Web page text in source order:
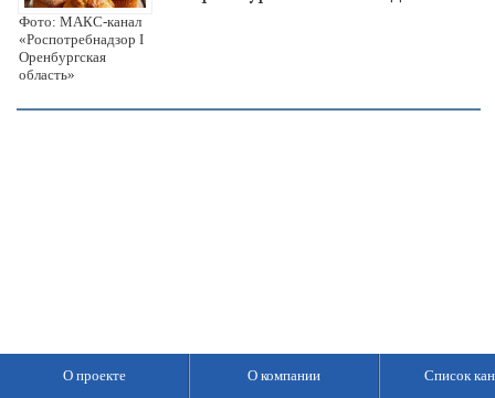
Фото: МАКС-канал
«Роспотребнадзор I
Оренбургская
область»
О проекте О компании Список